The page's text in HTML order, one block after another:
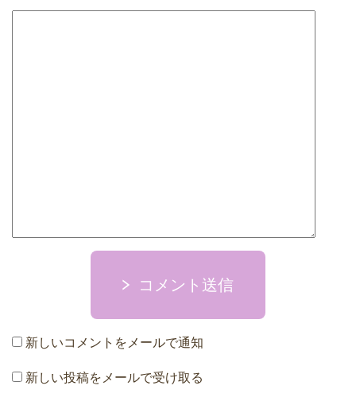
コメント送信
新しいコメントをメールで通知
新しい投稿をメールで受け取る